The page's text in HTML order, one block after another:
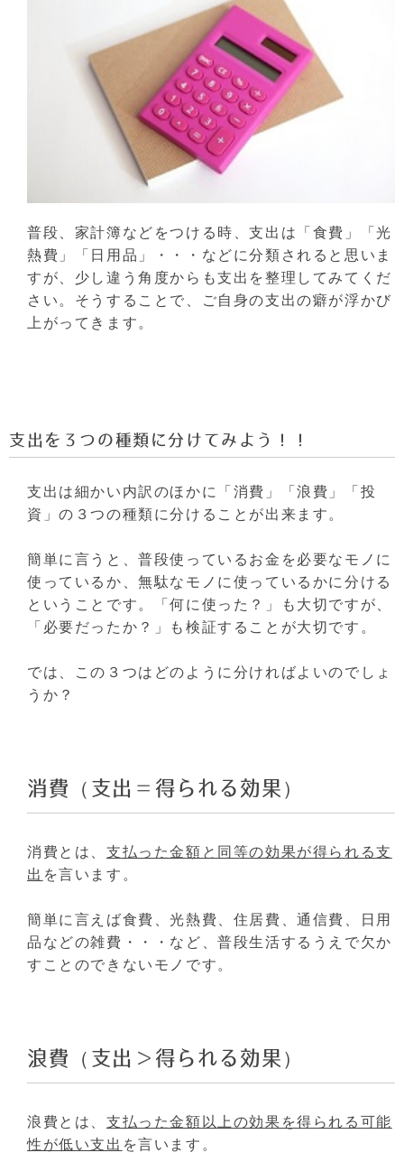
普段、家計簿などをつける時、支出は「食費」「光
熱費」「日用品」・・・などに分類されると思いま
すが、少し違う角度からも支出を整理してみてくだ
さい。そうすることで、ご自身の支出の癖が浮かび
上がってきます。
支出を３つの種類に分けてみよう！！
支出は細かい内訳のほかに「消費」「浪費」「投
資」の３つの種類に分けることが出来ます。
簡単に言うと、普段使っているお金を必要なモノに
使っているか、無駄なモノに使っているかに 分ける
ということです。
「何に使った？」も大切ですが、
「必要だったか？」も検証することが大切です。
では、この３つはどのように分ければよいのでしょ
うか？
消費（支出＝得られる効果）
消費とは、 支払った金額と同等の効果が得られる支
出 を言います。
簡単に言えば食費、光熱費、住居費、通信費、日用
品などの雑費・・・など、普段生活するうえで欠か
すことのできないモノです。
浪費（支出＞得られる効果）
浪費とは、 支払った金額以上の効果を得られる可能
性が低い支出 を言います。